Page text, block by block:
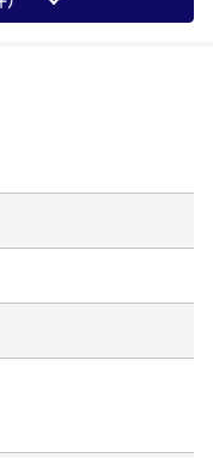
で
！『特選会席』
¥ 35,739 ~
席』プラン（2食
用で最大5％OFF
スタンダードプ
ープラン（2食